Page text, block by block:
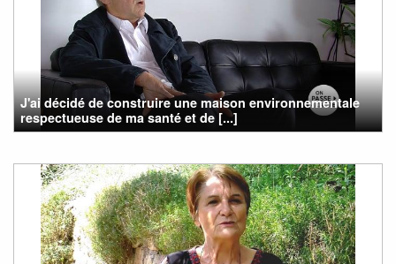
J'ai décidé de construire une maison environnementale
respectueuse de ma santé et de [...]